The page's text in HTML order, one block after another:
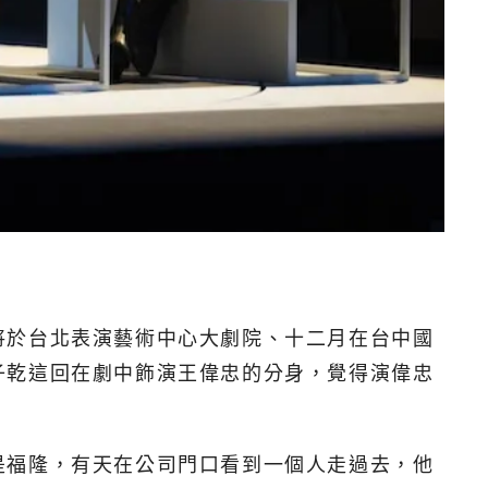
台北表演藝術中心大劇院、十二月在台中國
這回在劇中飾演王偉忠的分身，覺得演偉忠
隆，有天在公司門口看到一個人走過去，他